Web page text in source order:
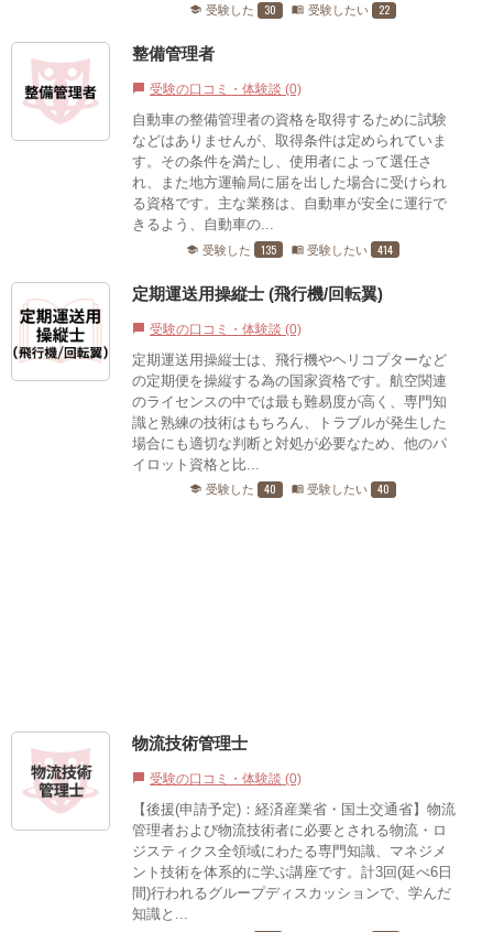
school 受験した 30 menu_book 受験したい 22
整備管理者
chat_bubble 受験の口コミ・体験談 (0)
自動車の整備管理者の資格を取得するために試験
などはありませんが、取得条件は定められていま
す。その条件を満たし、使用者によって選任さ
れ、また地方運輸局に届を出した場合に受けられ
る資格です。主な業務は、自動車が安全に運行で
きるよう、自動車の...
school 受験した 135 menu_book 受験したい 414
定期運送用操縦士 (飛行機/回転翼)
chat_bubble 受験の口コミ・体験談 (0)
定期運送用操縦士は、飛行機やヘリコプターなど
の定期便を操縦する為の国家資格です。航空関連
のライセンスの中では最も難易度が高く、専門知
識と熟練の技術はもちろん、トラブルが発生した
場合にも適切な判断と対処が必要なため、他のパ
イロット資格と比...
school 受験した 40 menu_book 受験したい 40
物流技術管理士
chat_bubble 受験の口コミ・体験談 (0)
【後援(申請予定)：経済産業省・国土交通省】物流
管理者および物流技術者に必要とされる物流・ロ
ジスティクス全領域にわたる専門知識、マネジメ
ント技術を体系的に学ぶ講座です。計3回(延べ6日
間)行われるグループディスカッションで、学んだ
知識と...